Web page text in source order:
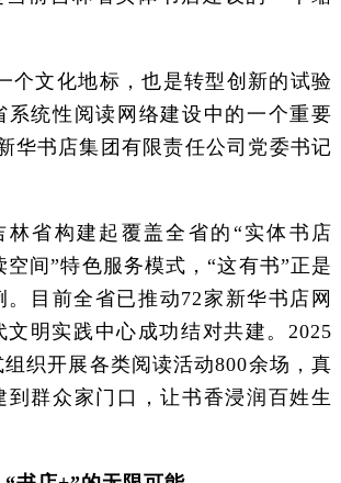
个文化地标，也是转型创新的试验
系统性阅读网络建设中的一个重要
华书店集团有限责任公司党委书记
林省构建起覆盖全省的“实体书店
间”特色服务模式，“这有书”正是
。目前全省已推动72家新华书店网
文明实践中心成功结对共建。2025
织开展各类阅读活动800余场，真
到群众家门口，让书香浸润百姓生